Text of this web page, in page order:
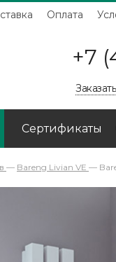
Оплата
+7
Сертификаты
— Bareng Livian VE —